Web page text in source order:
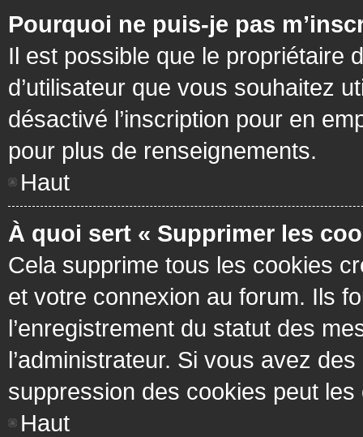
Pourquoi ne puis-je pas
Il est possible que le propriétaire
d’utilisateur que vous souhaitez
désactivé l’inscription pour en
pour plus de renseignements.
Haut
À quoi sert « Supprimer les
Cela supprime tous les cookies
et votre connexion au forum. Ils
l’enregistrement du statut des
l’administrateur. Si vous avez
suppression des cookies peut les
Haut